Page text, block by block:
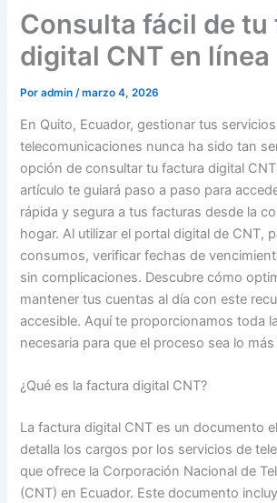
Consulta fácil de tu
digital CNT en línea
Poradmin /marzo 4, 2026
En Quito, Ecuador, gestionar tus
telecomunicaciones nunca ha sido tan
opción de consultar tu factura digital
artículo te guiará paso a paso para
rápida y segura a tus facturas desde la
hogar. Al utilizar el portal digital de CNT,
consumos, verificar fechas de
sin complicaciones. Descubre cómo
mantener tus cuentas al día con este
accesible. Aquí te proporcionamos toda
necesaria para que el proceso sea lo
¿Qué es la factura digital CNT?
La factura digital CNT es un documento
detalla los cargos por los servicios de
que ofrece la Corporación Nacional de
(CNT) en Ecuador. Este documento